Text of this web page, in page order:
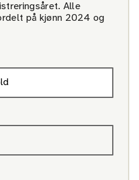
Alle
på kjønn 2024 og